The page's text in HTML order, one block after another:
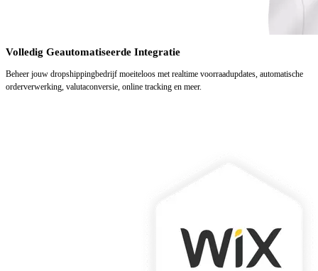
Volledig Geautomatiseerde Integratie
Beheer jouw dropshippingbedrijf moeiteloos met realtime voorraadupdates, automatische
orderverwerking, valutaconversie, online tracking en meer.